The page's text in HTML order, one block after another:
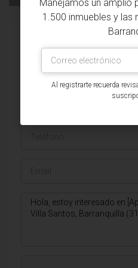
Ver listados
Manejamos un amplio
1.500 inmuebles y
Al registrarte recuerda